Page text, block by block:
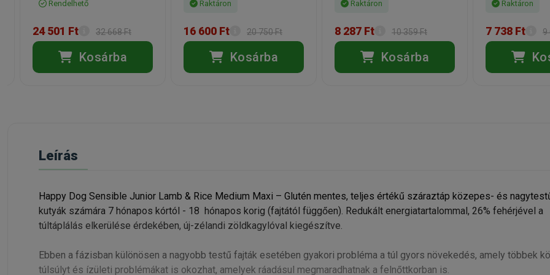
Rendelhető
24 501 Ft 32 668 Ft
Kosárba
Raktáron
16 600 Ft 20 750 Ft
Kosárba
Raktáron
8 287 Ft 10 359 Ft
Kosárba
Raktáron
7 738 Ft 9
Leírás
Happy Dog Sensible Junior Lamb & Rice Medium Maxi – Glutén mentes, teljes értékű száraztáp közepes- és
kutyák számára 7 hónapos kórtól - 18 hónapos korig (fajtától függően). Redukált energiatartalommal, 26% fehérjével a
túltáplálás elkerülése érdekében, új-zélandi zöldkagylóval kiegészítve.
Ebben a fázisban különösen a nagyobb testű fajták esetében gyakori probléma a túl gyors növekedés, amely többek
túlsúlyt és ízületi problémákat is okozhat, amelyek ráadásul megmaradhatnak a felnőttkorban is.